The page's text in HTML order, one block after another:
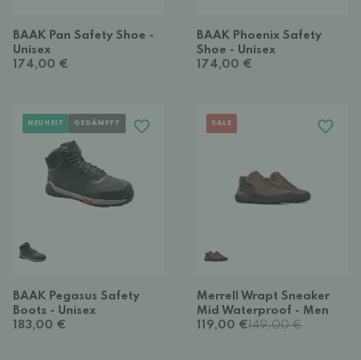
BAAK Pan Safety Shoe -
Unisex
174,00 €
BAAK Phoenix Safety
Shoe - Unisex
174,00 €
NEUHEIT GEDÄMPFT
BAAK Pegasus Safety
Boots - Unisex
183,00 €
SALE
Merrell Wrapt Sneaker
Mid Waterproof - Men
119,00 €149,00 €